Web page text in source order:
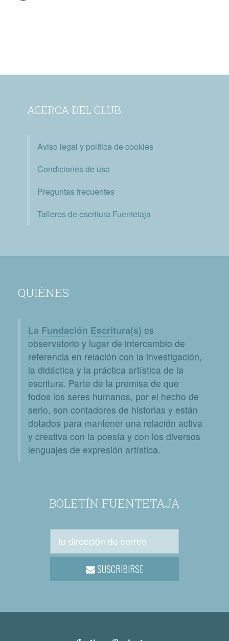
ACERCA DEL CLUB
Aviso legal y política de cookies
Condiciones de uso
Preguntas frecuentes
Talleres de escritura Fuentetaja
QUIÉNES
La Fundación Escritura(s) es
observatorio y lugar de intercambio de
referencia en relación con la investigación,
la didáctica y la práctica artística de la
escritura. Parte de la premisa de que
todos los seres humanos, por el hecho de
serlo, son contadores de historias y están
dotados para mantener una relación activa
y creativa con la poesía y con los diversos
lenguajes de expresión artística.
BOLETÍN FUENTETAJA
SUSCRIBIRSE